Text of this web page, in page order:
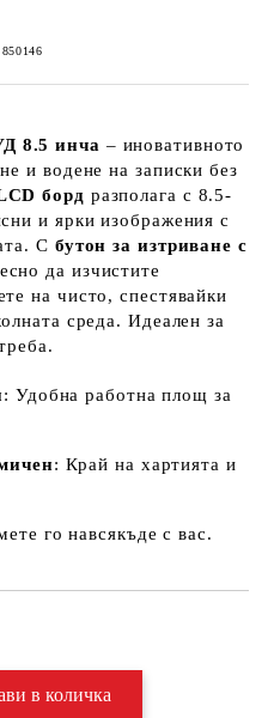
850146
8.5 инча – иновативното
и водене на записки без
борд разполага с 8.5-
и ярки изображения с
С бутон за изтриване с
да изчистите
на чисто, спестявайки
среда. Идеален за
: Удобна работна площ за
: Край на хартията и
го навсякъде с вас.